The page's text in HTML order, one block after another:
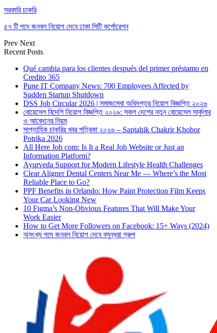
সরকারি চাকরি
৫৭ টি পদে জনবল নিয়োগ দেবে ঢাকা সিটি কর্পোরেশন
Prev Next
Recent Posts
Qué cambia para los clientes después del primer préstamo en
Credito 365
Pune IT Company News: 700 Employees Affected by
Sudden Startup Shutdown
DSS Job Circular 2026 | সমাজসেবা অধিদপ্তর নিয়োগ বিজ্ঞপ্তি ২০২৬
বোয়েসেল বিদেশি নিয়োগ বিজ্ঞপ্তি ২০২৬: সকল দেশের নতুন বোয়েসেল সার্কুলার
ও আবেদনের নিয়ম
সাপ্তাহিক চাকরির খবর পত্রিকা ২০২৬ – Saptahik Chakrir Khobor
Potrika 2026
All Here Job com: Is It a Real Job Website or Just an
Information Platform?
Ayurveda Support for Modern Lifestyle Health Challenges
Clear Aligner Dental Centers Near Me — Where’s the Most
Reliable Place to Go?
PPF Benefits in Orlando: How Paint Protection Film Keeps
Your Car Looking New
10 Figma’s Non-Obvious Features That Will Make Your
Work Easier
How to Get More Followers on Facebook: 15+ Ways (2024)
অসংখ্য পদে জনবল নিয়োগ দেবে বসুন্ধরা গ্রুপ